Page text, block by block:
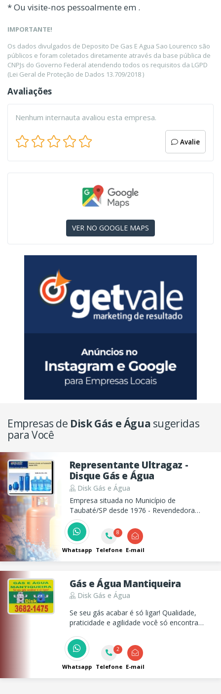
* Ou visite-nos pessoalmente em .
IMPORTANTE!
Os dados divulgados de Deposito De Gas E Agua Sao Lourenco são
públicos e foram coletados diretamente através da base pública de
CNPJs do Governo Federal atendendo todos os requisitos da LGPD
(Lei Geral de Proteção de Dados 13.709/2018 )
Avaliações
Nenhum internauta avaliou esta empresa.
Avalie
VER NO GOOGLE MAPS
Empresas de Disk Gás e Água sugeridas
para Você
Representante Ultragaz -
Disque Gás e Água
Disk Gás e Água
Empresa situada no Município de
Taubaté/SP desde 1976 - Revendedora
Autorizada Ultragaz - Fornecedora de Água
Potável - Acessórios Gás e Água
Whatsapp
8
Telefone E-mail
Gás e Água Mantiqueira
Disk Gás e Água
Se seu gás acabar é só ligar! Qualidade,
praticidade e agilidade você só encontra
Whatsapp
2
Telefone E-mail